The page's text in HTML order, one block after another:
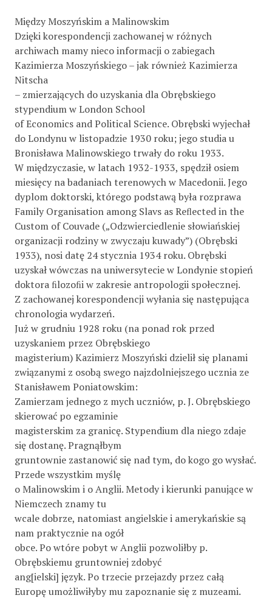
Między Moszyńskim a Malinowskim
Dzięki korespondencji zachowanej w różnych
archiwach mamy nieco informacji o zabiegach
Kazimierza Moszyńskiego – jak również Kazimierza
Nitscha
– zmierzających do uzyskania dla Obrębskiego
stypendium w London School
of Economics and Political Science. Obrębski wyjechał
do Londynu w listopadzie 1930 roku; jego studia u
Bronisława Malinowskiego trwały do roku 1933.
W międzyczasie, w latach 1932-1933, spędził osiem
miesięcy na badaniach terenowych w Macedonii. Jego
dyplom doktorski, którego podstawą była rozprawa
Family Organisation among Slavs as Reﬂected in the
Custom of Couvade („Odzwierciedlenie słowiańskiej
organizacji rodziny w zwyczaju kuwady”) (Obrębski
1933), nosi datę 24 stycznia 1934 roku. Obrębski
uzyskał wówczas na uniwersytecie w Londynie stopień
doktora ﬁlozoﬁi w zakresie antropologii społecznej.
Z zachowanej korespondencji wyłania się następująca
chronologia wydarzeń.
Już w grudniu 1928 roku (na ponad rok przed
uzyskaniem przez Obrębskiego
magisterium) Kazimierz Moszyński dzielił się planami
związanymi z osobą swego najzdolniejszego ucznia ze
Stanisławem Poniatowskim:
Zamierzam jednego z mych uczniów, p. J. Obrębskiego
skierować po egzaminie
magisterskim za granicę. Stypendium dla niego zdaje
się dostanę. Pragnąłbym
gruntownie zastanowić się nad tym, do kogo go wysłać.
Przede wszystkim myślę
o Malinowskim i o Anglii. Metody i kierunki panujące w
Niemczech znamy tu
wcale dobrze, natomiast angielskie i amerykańskie są
nam praktycznie na ogół
obce. Po wtóre pobyt w Anglii pozwoliłby p.
Obrębskiemu gruntowniej zdobyć
ang[ielski] język. Po trzecie przejazdy przez całą
Europę umożliwiłyby mu zapoznanie się z muzeami.